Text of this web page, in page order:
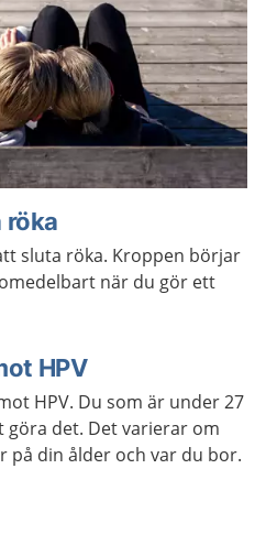
röka
sluta röka. Kroppen börjar
när du gör ett
HPV
HPV. Du som är under 27
det. Det varierar om
på din ålder och var du bor.